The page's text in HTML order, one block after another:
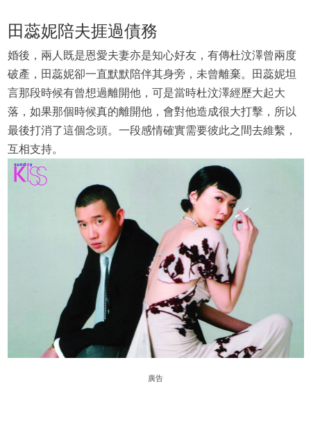
田蕊妮陪夫捱過債務
婚後，兩人既是恩愛夫妻亦是知心好友，有傳杜汶澤曾兩度
破產，田蕊妮卻一直默默陪伴其身旁，未曾離棄。田蕊妮坦
言那段時候有曾想過離開他，可是當時杜汶澤經歷大起大
落，如果那個時候真的離開他，會對他造成很大打擊，所以
最後打消了這個念頭。一段感情確實需要彼此之間去維繫，
互相支持。
廣告